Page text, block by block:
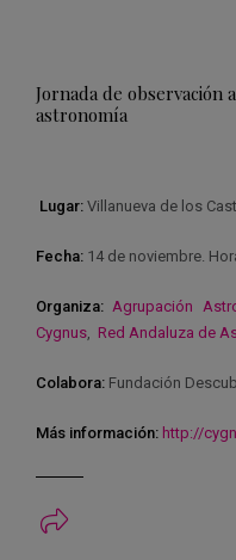
Jornada de observación
astronomía
Lugar: Villanueva de los
Fecha: 14 de noviembre.
Organiza:Agrupación
Cygnus, Red Andaluza de
Colabora: Fundación
Más información: http://